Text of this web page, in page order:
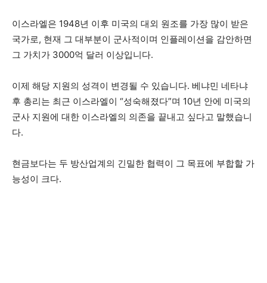
이스라엘은 1948년 이후 미국의 대외 원조를 가장 많이 받은
국가로, 현재 그 대부분이 군사적이며 인플레이션을 감안하면
그 가치가 3000억 달러 이상입니다.
이제 해당 지원의 성격이 변경될 수 있습니다. 베냐민 네타냐
후 총리는 최근 이스라엘이 “성숙해졌다”며 10년 안에 미국의
군사 지원에 대한 이스라엘의 의존을 끝내고 싶다고 말했습니
다.
현금보다는 두 방산업계의 긴밀한 협력이 그 목표에 부합할 가
능성이 크다.